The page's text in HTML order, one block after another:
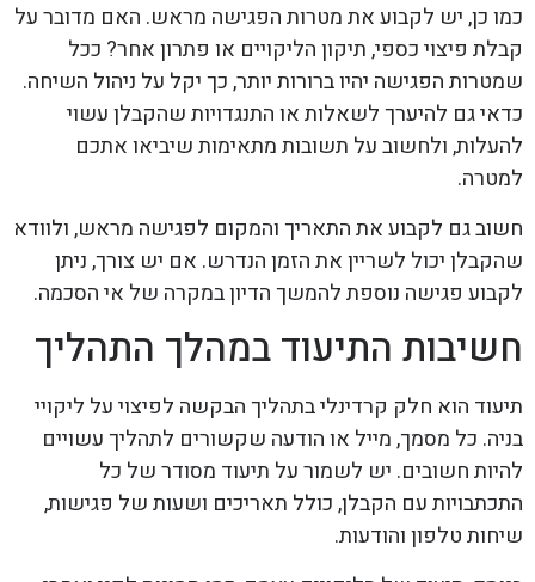
כמו כן, יש לקבוע את מטרות הפגישה מראש. האם מדובר על
קבלת פיצוי כספי, תיקון הליקויים או פתרון אחר? ככל
שמטרות הפגישה יהיו ברורות יותר, כך יקל על ניהול השיחה.
כדאי גם להיערך לשאלות או התנגדויות שהקבלן עשוי
להעלות, ולחשוב על תשובות מתאימות שיביאו אתכם
למטרה.
חשוב גם לקבוע את התאריך והמקום לפגישה מראש, ולוודא
שהקבלן יכול לשריין את הזמן הנדרש. אם יש צורך, ניתן
לקבוע פגישה נוספת להמשך הדיון במקרה של אי הסכמה.
חשיבות התיעוד במהלך התהליך
תיעוד הוא חלק קרדינלי בתהליך הבקשה לפיצוי על ליקויי
בניה. כל מסמך, מייל או הודעה שקשורים לתהליך עשויים
להיות חשובים. יש לשמור על תיעוד מסודר של כל
התכתבויות עם הקבלן, כולל תאריכים ושעות של פגישות,
שיחות טלפון והודעות.